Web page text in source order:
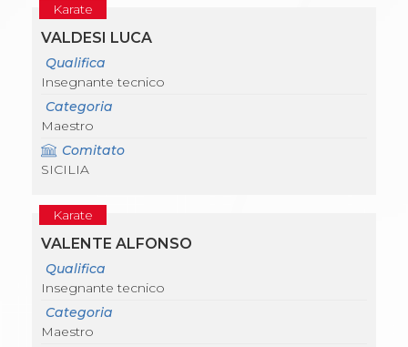
Karate
VALDESI LUCA
Qualifica
Insegnante tecnico
Categoria
Maestro
Comitato
SICILIA
Karate
VALENTE ALFONSO
Qualifica
Insegnante tecnico
Categoria
Maestro